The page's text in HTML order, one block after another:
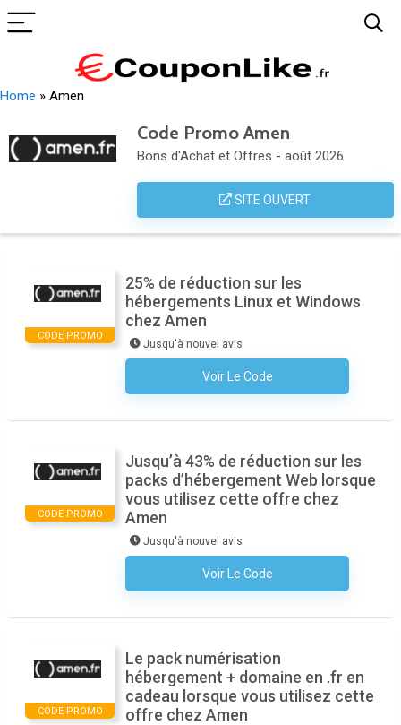
Home » Amen
Code Promo Amen
Bons d'Achat et Offres - août 2026
SITE OUVERT
CODE PROMO
25% de réduction sur les
hébergements Linux et Windows
chez Amen
Jusqu'à nouvel avis
Voir Le Code
Aucun Code N'est Nécessaire
CODE PROMO
Jusqu’à 43% de réduction sur les
packs d’hébergement Web lorsque
vous utilisez cette offre chez
Amen
Jusqu'à nouvel avis
Voir Le Code
Aucun Code N'est Nécessaire
CODE PROMO
Le pack numérisation
hébergement + domaine en .fr en
cadeau lorsque vous utilisez cette
offre chez Amen